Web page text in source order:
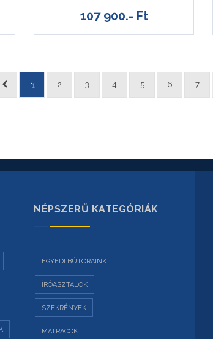
107 900.- Ft
1 2 3 4 5 6 7
NÉPSZERŰ KATEGÓRIÁK
EGYEDI BÚTORAINK
ÍRÓASZTALOK
SZEKRÉNYEK
MATRACOK